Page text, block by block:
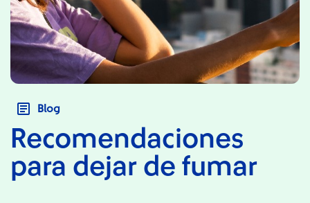
Blog
Recomendaciones
para dejar de fumar